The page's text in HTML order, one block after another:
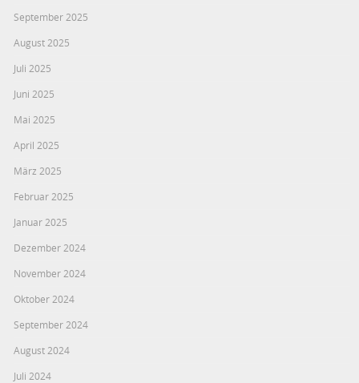
September 2025
August 2025
Juli 2025
Juni 2025
Mai 2025
April 2025
März 2025
Februar 2025
Januar 2025
Dezember 2024
November 2024
Oktober 2024
September 2024
August 2024
Juli 2024